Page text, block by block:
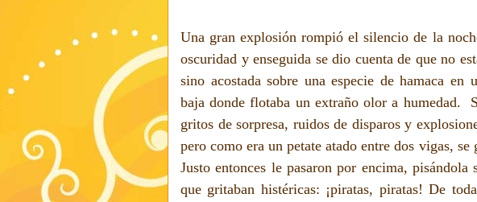
Una gran explosión rompió el silencio de la
oscuridad y enseguida se dio cuenta de que no
sino acostada sobre una especie de hamaca en
baja donde flotaba un extraño olor a humedad.
gritos de sorpresa, ruidos de disparos y
pero como era un petate atado entre dos vigas,
Justo entonces le pasaron por encima, pisándola
que gritaban histéricas: ¡piratas, piratas! De